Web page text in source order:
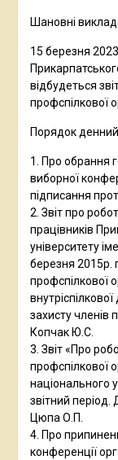
Шановні
15 березня 2023
відбудеться
профспілкової
Порядок
1. Про обрання
виборної
підписання
2. Звіт про
працівників
університету
березня 2015р.
профспілкової
захисту членів
Копчак Ю.С.
3. Звіт «Про
профспілкової
національного
звітний період.
Цюпа О.П.
4. Про
конференції